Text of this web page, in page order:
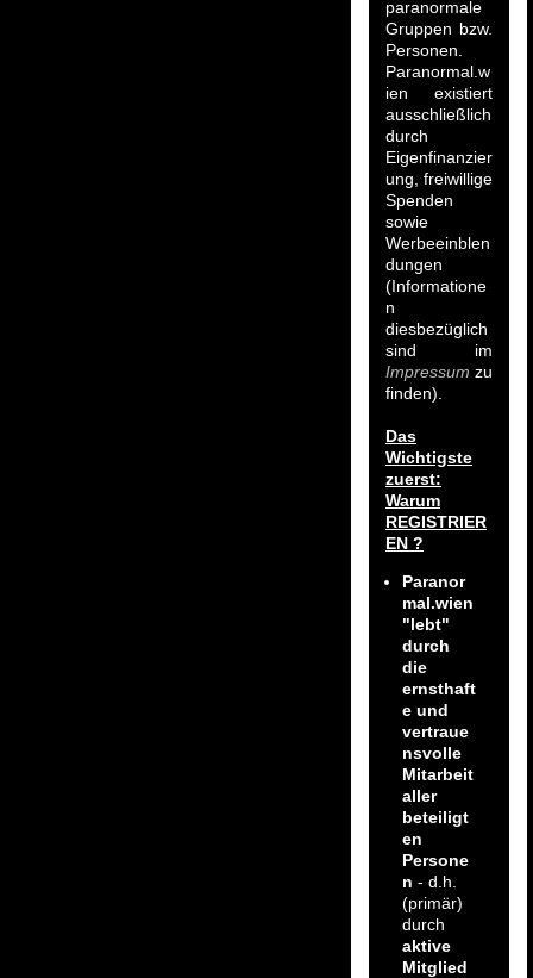
paranormale
Gruppen bzw.
Personen.
Paranormal.w
ien existiert
ausschließlich
durch
Eigenfinanzier
ung, freiwillige
Spenden
sowie
Werbeeinblen
dungen
(Informatione
n
diesbezüglich
sind im
Impressum zu
finden).
Das
Wichtigste
zuerst:
Warum
REGISTRIER
EN ?
Paranor
mal.wien
"lebt"
durch
die
ernsthaft
e und
vertraue
nsvolle
Mitarbeit
aller
beteiligt
en
Persone
n - d.h.
(primär)
durch
aktive
Mitglied